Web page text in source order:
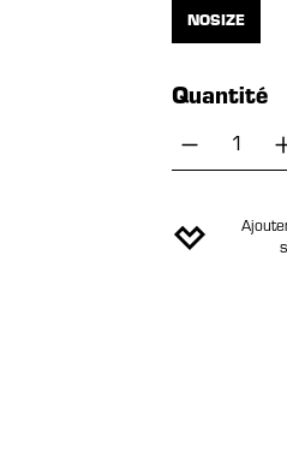
NOSIZE
Quantité